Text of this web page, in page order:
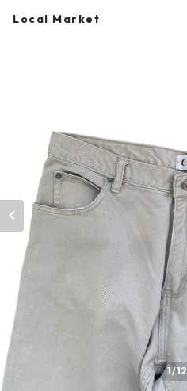
Local Market
1/12